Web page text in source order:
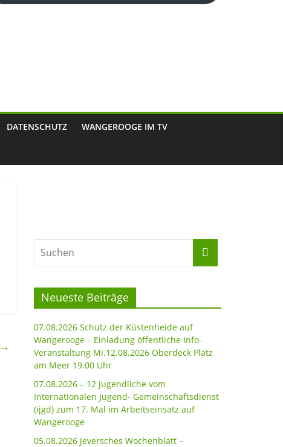
DATENSCHUTZ WANGEROOGE IM TV
→
Neueste Beiträge
07.08.2026 Schutz der Küstenheide auf
Wangerooge – Einladung öffentliche Info-
Veranstaltung Mi.12.08.2026 Oberdeck Platz
am Meer 19.00 Uhr
07.08.2026 – 12 Jugendliche vom
Internationalen Jugend- Gemeinschaftsdienst
(ijgd) zum 17. Mal im Arbeitseinsatz auf
Wangerooge
05.08.2026 Jeversches Wochenblatt –